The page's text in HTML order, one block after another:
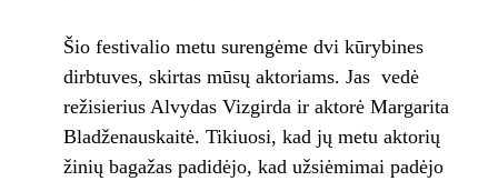
Šio festivalio metu surengėme dvi kūrybines
dirbtuves, skirtas mūsų aktoriams. Jas vedė
režisierius Alvydas Vizgirda ir aktorė Margarita
Bladženauskaitė. Tikiuosi, kad jų metu aktorių
žinių bagažas padidėjo, kad užsiėmimai padėjo